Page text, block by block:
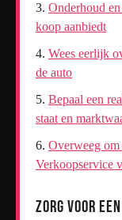
Onderhoud
koop aanbiedt
Wees eerlijk
de auto
Bepaal een
staat en
Overweeg
Verkoopservice
Zorg voor